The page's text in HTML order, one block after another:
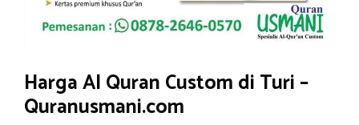
Harga Al Quran Custom di Turi –
Quranusmani.com